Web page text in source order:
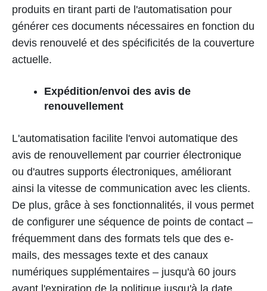
produits en tirant parti de l'automatisation pour
générer ces documents nécessaires en fonction du
devis renouvelé et des spécificités de la couverture
actuelle.
Expédition/envoi des avis de
renouvellement
L'automatisation facilite l'envoi automatique des
avis de renouvellement par courrier électronique
ou d'autres supports électroniques, améliorant
ainsi la vitesse de communication avec les clients.
De plus, grâce à ses fonctionnalités, il vous permet
de configurer une séquence de points de contact –
fréquemment dans des formats tels que des e-
mails, des messages texte et des canaux
numériques supplémentaires – jusqu'à 60 jours